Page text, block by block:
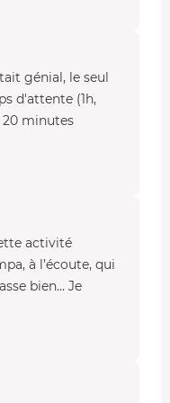
génial, le seul
d'attente (1h,
minutes
activité
à l’écoute, qui
bien… Je